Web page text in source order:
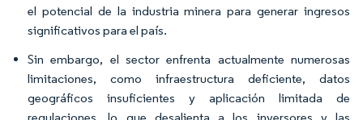
el potencial de la industria minera para generar ingresos
significativos para el país.
Sin embargo, el sector enfrenta actualmente numerosas
limitaciones, como infraestructura deficiente, datos
geográficos insuficientes y aplicación limitada de